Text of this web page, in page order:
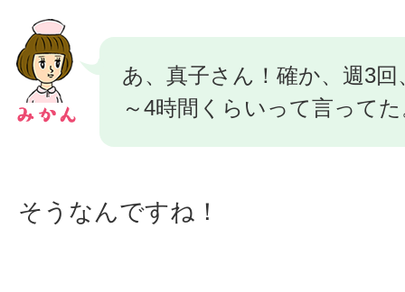
あ、真子さん！確か、週3
～4時間くらいって言って
そうなんですね！